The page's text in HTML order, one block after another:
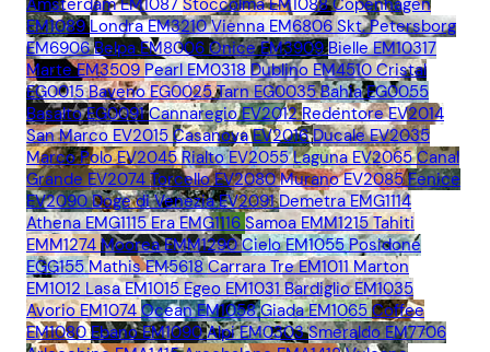
Amsterdam EM1087 Stoccolma EM1088 Copenhagen
EM1089 Londra EM3210 Vienna EM6806 Skt. Petersborg
EM6906 Belpa EM8006 Onice EM3909 Bielle EM10317
Marte EM3509 Pearl EM0318 Dublino EM4510 Cristal
EG0015 Baveno EG0025 Tarn EG0035 Bahia EG0055
Basalto EG0091 Cannaregio EV2012 Redentore EV2014
San Marco EV2015 Casanova EV2016 Ducale EV2035
Marco Polo EV2045 Rialto EV2055 Laguna EV2065 Canal
Grande EV2074 Torcello EV2080 Murano EV2085 Fenice
EV2090 Doge di Venezia EV2091 Demetra EMG1114
Athena EMG1115 Era EMG1116 Samoa EMM1215 Tahiti
EMM1274 Moorea EMM1290 Cielo EM1055 Posidone
EGG155 Mathis EM5618 Carrara Tre EM1011 Marton
EM1012 Lasa EM1015 Egeo EM1031 Bardiglio EM1035
Avorio EM1074 Ocean EM1058 Giada EM1065 Coffee
EM1080 Ebano EM1090 Alpi EM0303 Smeraldo EM7706